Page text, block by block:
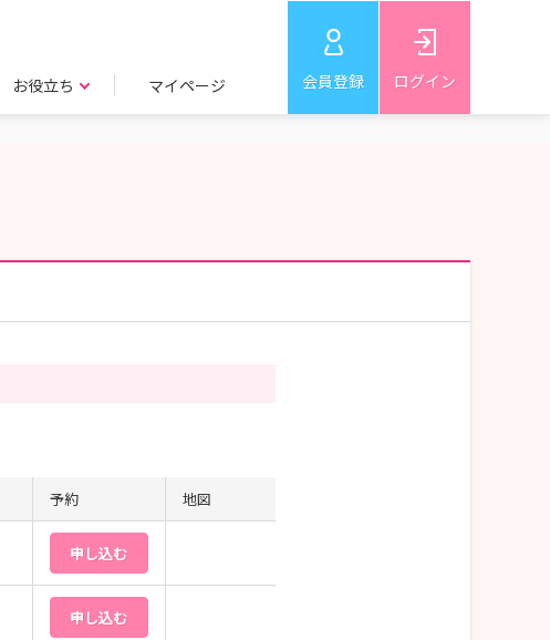
お役立ち マイページ 会員登録 ログイン
予約 地図
申し込む
申し込む